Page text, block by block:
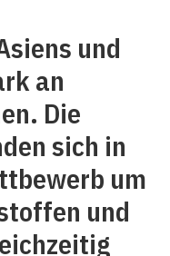
und
an
Die
sich in
um
und